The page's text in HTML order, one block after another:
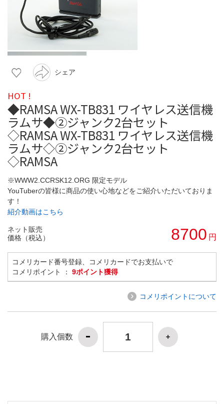
シェア
HOT !
◆RAMSA WX-TB831 ワイヤレス送信機
ラムサ◆②ジャンク2台セット
◇RAMSA WX-TB831 ワイヤレス送信機
ラムサ◇②ジャンク2台セット
◇RAMSA
※WWW2.CCRSK12.ORG 限定モデル
YouTuberの皆様に商品の使い心地などをご紹介いただいておりま
す！
紹介動画はこちら
ネット販売
価格（税込）
8700 円
コメリカード番号登録、コメリカードでお支払いで
コメリポイント ： 9ポイント獲得
コメリポイントについて
購入個数